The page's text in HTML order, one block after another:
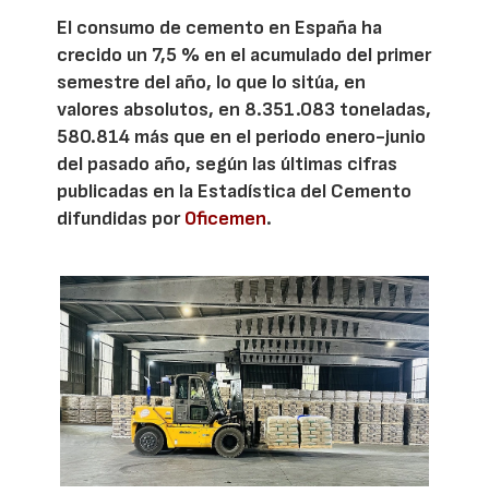
El consumo de cemento en España ha
crecido un 7,5 % en el acumulado del primer
semestre del año, lo que lo sitúa, en
valores absolutos, en 8.351.083 toneladas,
580.814 más que en el periodo enero-junio
del pasado año, según las últimas cifras
publicadas en la Estadística del Cemento
difundidas porOficemen.